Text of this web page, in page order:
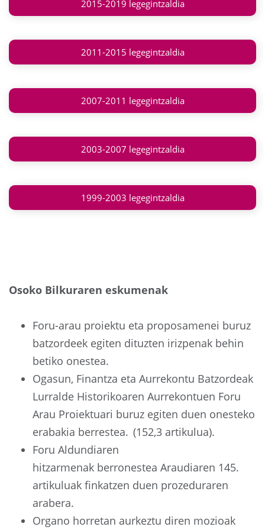
2015-2019 legegintzaldia
2011-2015 legegintzaldia
2007-2011 legegintzaldia
2003-2007 legegintzaldia
1999-2003 legegintzaldia
Osoko Bilkuraren eskumenak
Foru-arau proiektu eta proposamenei buruz
batzordeek egiten dituzten irizpenak behin
betiko onestea.
Ogasun, Finantza eta Aurrekontu Batzordeak
Lurralde Historikoaren Aurrekontuen Foru
Arau Proiektuari buruz egiten duen onesteko
erabakia berrestea. (152,3 artikulua).
Foru Aldundiaren
hitzarmenak berronestea Araudiaren 145.
artikuluak finkatzen duen prozeduraren
arabera.
Organo horretan aurkeztu diren mozioak